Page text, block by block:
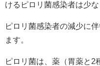
けるピロリ菌感染者は少
ピロリ菌感染者の減少に
ます。
ピロリ菌は、薬（胃薬と2